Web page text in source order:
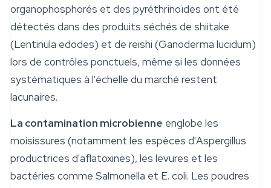
organophosphorés et des pyréthrinoïdes ont été
détectés dans des produits séchés de shiitake
(Lentinula edodes) et de reishi (Ganoderma lucidum)
lors de contrôles ponctuels, même si les données
systématiques à l'échelle du marché restent
lacunaires.
La contamination microbienne englobe les
moisissures (notamment les espèces d'Aspergillus
productrices d'aflatoxines), les levures et les
bactéries comme Salmonella et E. coli. Les poudres